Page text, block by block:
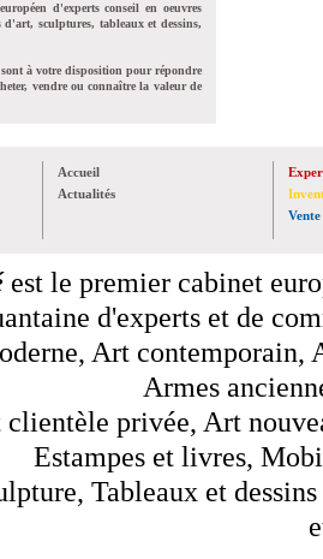
d'experts conseil en oeuvres
d'art, sculptures, tableaux et dessins,
à votre disposition pour répondre
vendre ou connaître la valeur de
Accueil
Actualités
Vente
est le premier cabinet
d'experts et de
Art contemporain,
Armes
clientèle privée, Art
Estampes et livres,
Tableaux et